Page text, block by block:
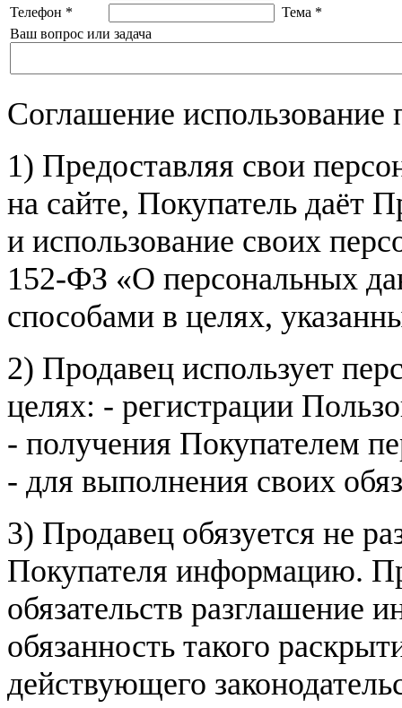
Телефон * Тема *
Ваш вопрос или задача
Соглашение
1) Предоставляя свои
на сайте, Покупатель даёт
и использование своих
152-ФЗ «О персональных
способами в целях,
2) Продавец использует
целях: - регистрации
- получения Покупателем
- для выполнения своих
3) Продавец обязуется не
Покупателя информацию.
обязательств разглашение
обязанность такого
действующего